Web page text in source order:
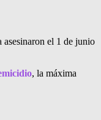
asesinaron el 1 de junio
, la máxima